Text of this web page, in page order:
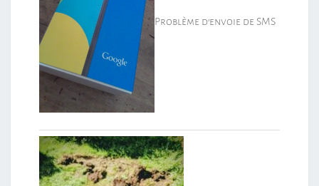
Problème d’envoie de SMS